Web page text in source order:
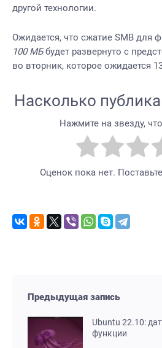
другой технологии.
Ожидается, что сжатие SMB для
100 МБбудет развернуто с
во вторник, которое ожидается
Насколько
Нажмите на звезду,
Оценок пока нет.
Предыдущая запись
Ubuntu 22.10:
функции